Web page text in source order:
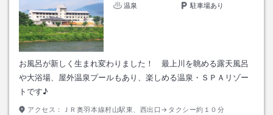
温泉
駐車場あり
お風呂が新しく生まれ変わりました！ 最上川を眺める露天風呂
や大浴場、屋外温泉プールもあり、楽しめる温泉・ＳＰＡリゾー
トです♪
アクセス： ＪＲ奥羽本線村山駅東、西出口→タクシー約１０分